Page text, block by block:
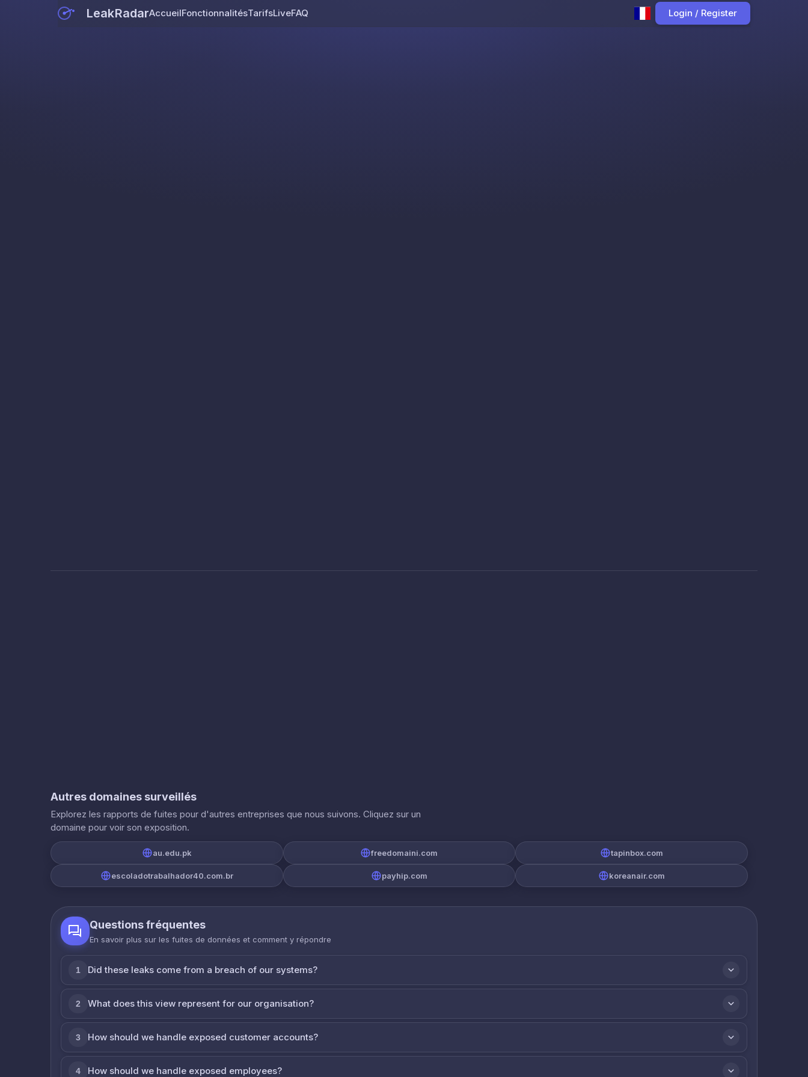
LeakRadarAccueilFonctionnalitésTarifsLiveFAQ Login / Register
Autres domaines surveillés
Explorez les rapports de fuites pour d'autres entreprises que nous suivons. Cliquez sur un
domaine pour voir son exposition.
au.edu.pk freedomaini.com tapinbox.com
escoladotrabalhador40.com.br payhip.com koreanair.com
Questions fréquentes
En savoir plus sur les fuites de données et comment y répondre
1 Did these leaks come from a breach of our systems?
2 What does this view represent for our organisation?
3 How should we handle exposed customer accounts?
4 How should we handle exposed employees?